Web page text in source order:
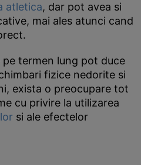
atletica, dar pot avea si
mai ales atunci cand
termen lung pot duce
fizice nedorite si
exista o preocupare tot
cu privire la utilizarea
si ale efectelor